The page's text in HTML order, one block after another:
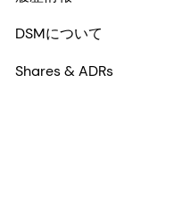
DSMについて
Shares & ADRs